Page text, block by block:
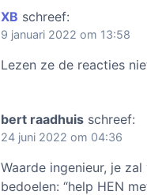
XB schreef:
9 januari 2022 om 13:58
Lezen ze de reacties
bert raadhuis schreef:
24 juni 2022 om 04:36
Waarde ingenieur, je zal
bedoelen: “help HEN